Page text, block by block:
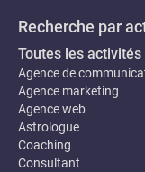
Recherche par
Toutes les activités
Agence de
Agence marketing
Agence web
Astrologue
Coaching
Consultant